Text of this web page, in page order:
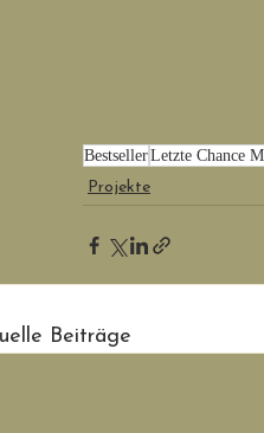
BestsellerLetzte Chance
Projekte
Beiträge